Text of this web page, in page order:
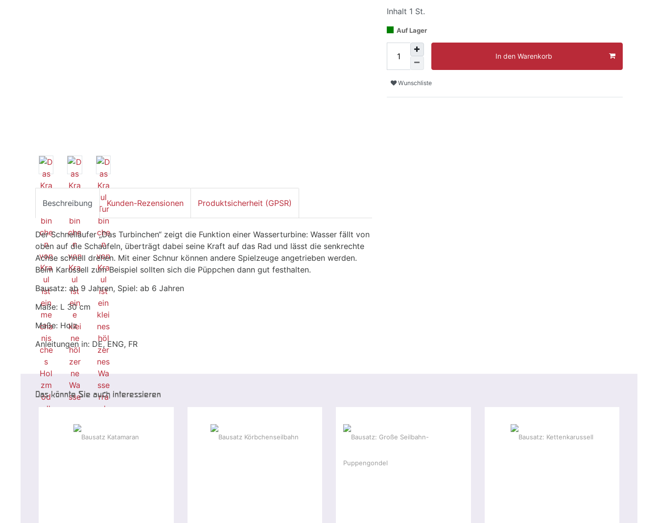
Inhalt 1 St.
Auf Lager
In den Warenkorb
Wunschliste
Beschreibung Kunden-Rezensionen Produktsicherheit (GPSR)
Der Schnelläufer „Das Turbinchen“ zeigt die Funktion einer Wasserturbine: Wasser fällt von
oben auf die Schaufeln, überträgt dabei seine Kraft auf das Rad und lässt die senkrechte
Achse schnell drehen. Mit einer Schnur können andere Spielzeuge angetrieben werden.
Beim Karussell zum Beispiel sollten sich die Püppchen dann gut festhalten.
Bausatz: ab 9 Jahren, Spiel: ab 6 Jahren
Maße: L 30 cm
Maße: Holz
Anleitungen in: DE, ENG, FR
Das könnte Sie auch interessieren